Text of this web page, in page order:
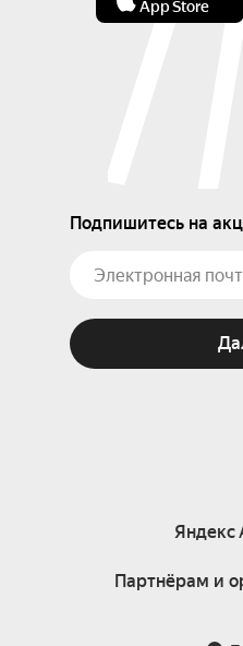
App Store
Подпишитесь на
Партнёрам и